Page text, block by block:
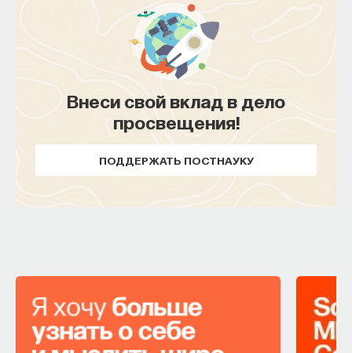
Внеси свой вклад в дело
просвещения!
ПОДДЕРЖАТЬ ПОСТНАУКУ